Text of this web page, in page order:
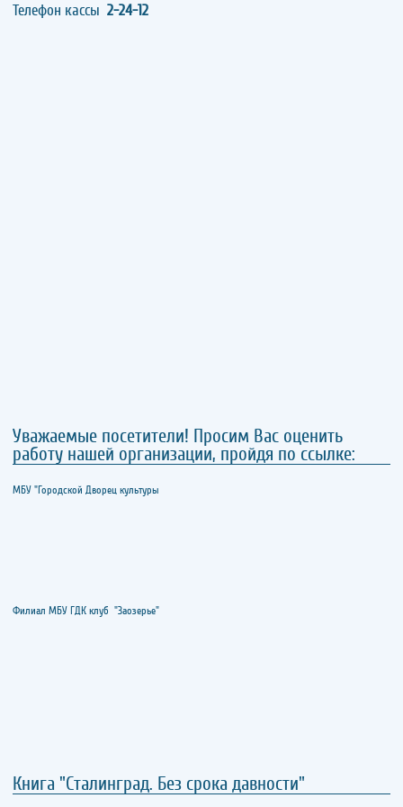
Телефон кассы 2-24-12
Уважаемые посетители! Просим Вас оценить
работу нашей организации, пройдя по ссылке:
МБУ "Городской Дворец культуры
Филиал МБУ ГДК клуб "Заозерье"
Книга "Сталинград. Без срока давности"